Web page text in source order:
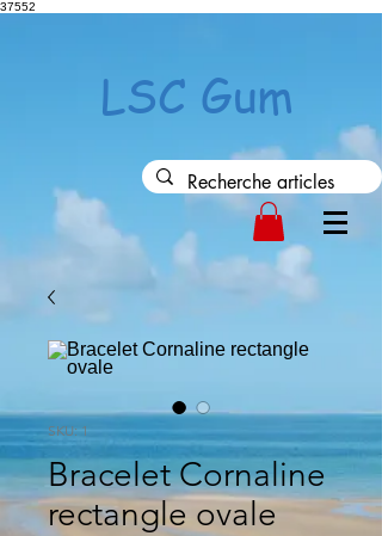
37552
LSC Gum
SKU: 1
Bracelet Cornaline
rectangle ovale